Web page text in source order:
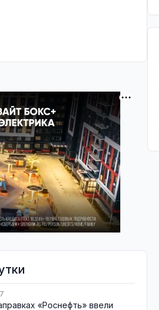
«Роснефть» ввели